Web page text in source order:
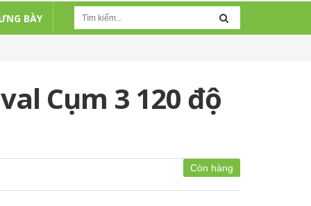
BÀY
Cụm 3 120 độ
Còn hàng